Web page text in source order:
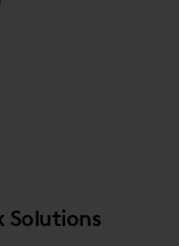
Solutions